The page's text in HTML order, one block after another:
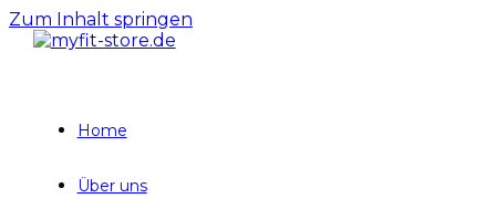
Zum Inhalt springen
Home
Über uns